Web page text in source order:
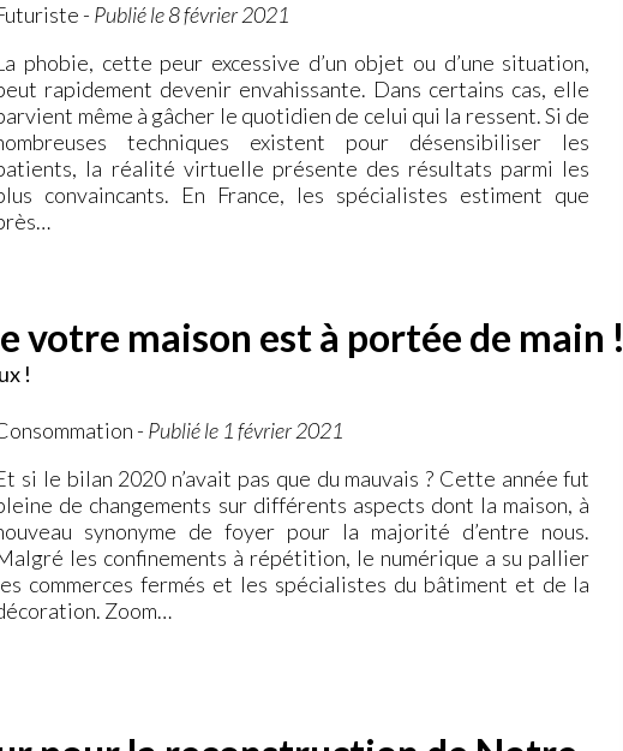
- Publié le 8 février 2021
phobie, cette peur excessive d’un objet ou d’une situation,
rapidement devenir envahissante. Dans certains cas, elle
même à gâcher le quotidien de celui qui la ressent. Si de
techniques existent pour désensibiliser les
la réalité virtuelle présente des résultats parmi les
convaincants. En France, les spécialistes estiment que
votre maison est à portée de main !
!
- Publié le 1 février 2021
si le bilan 2020 n’avait pas que du mauvais ? Cette année fut
de changements sur différents aspects dont la maison, à
synonyme de foyer pour la majorité d’entre nous.
les confinements à répétition, le numérique a su pallier
commerces fermés et les spécialistes du bâtiment et de la
Zoom…